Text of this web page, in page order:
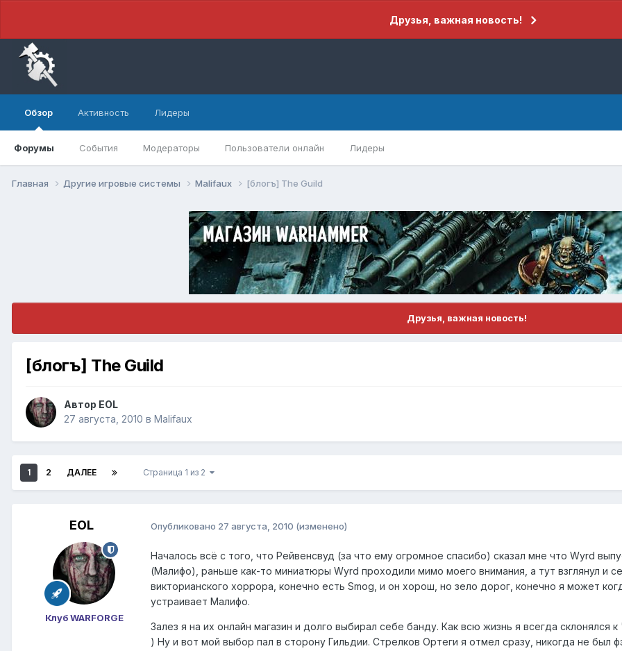
Друзья, важная новость!
Обзор
Форумы События Модераторы Пользователи онлайн Лидеры
Активность Лидеры
Главная Другие игровые системы Malifaux [блогъ] The Guild
Друзья, важная новость!
[блогъ] The Guild
Автор EOL
27 августа, 2010 в Malifaux
1 2 ДАЛЕЕ Страница 1 из 2
EOL
Клуб WARFORGE
Опубликовано 27 августа, 2010 (изменено)
Началось всё с того, что Рейвенсвуд (за что ему огромное спасибо) сказал мне что Wyrd
(Малифо), раньше как-то миниатюры Wyrd проходили мимо моего внимания, а тут взглянул и
викторианского хоррора, конечно есть Smog, и он хорош, но зело дорог, конечно я может
устраивает Малифо.
Залез я на их онлайн магазин и долго выбирал себе банду. Как всю жизнь я всегда
) Ну и вот мой выбор пал в сторону Гильдии. Стрелков Ортеги я отмел сразу, никогда не был